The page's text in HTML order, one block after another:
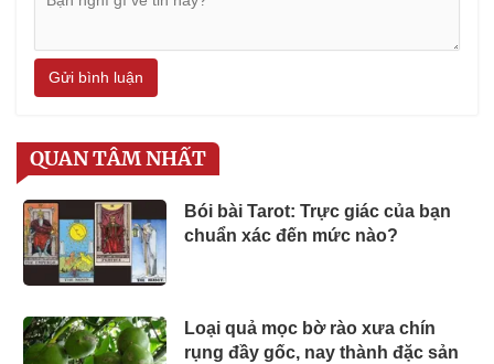
Gửi bình luận
QUAN TÂM NHẤT
Bói bài Tarot: Trực giác của bạn
chuẩn xác đến mức nào?
Loại quả mọc bờ rào xưa chín
rụng đầy gốc, nay thành đặc sản